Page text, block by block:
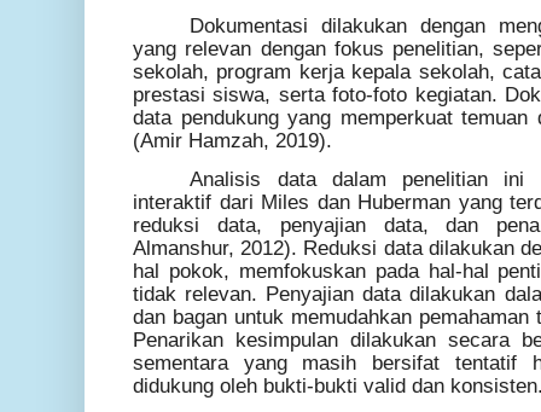
Dokumentasi dilakukan dengan
yang relevan dengan fokus penelitian,
sekolah, program kerja kepala sekolah,
prestasi siswa, serta foto-foto kegiatan.
data pendukung yang memperkuat
(Amir Hamzah, 2019).
Analisis data dalam penelitian ini
interaktif dari Miles dan Huberman yang
reduksi data, penyajian data, dan
Almanshur, 2012). Reduksi data dilakukan
hal pokok, memfokuskan pada hal-hal
tidak relevan. Penyajian data dilakukan
dan bagan untuk memudahkan
Penarikan kesimpulan dilakukan secara
sementara yang masih bersifat tentatif
didukung oleh bukti-bukti valid dan